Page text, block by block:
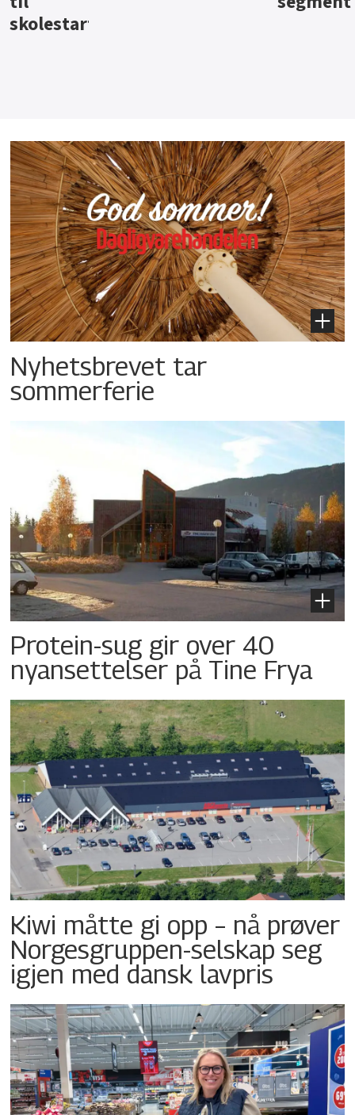
Nyhetsbrevet tar
sommerferie
Protein-sug gir over 40
nyansettelser på Tine Frya
Kiwi måtte gi opp – nå prøver
Norgesgruppen-selskap seg
igjen med dansk lavpris